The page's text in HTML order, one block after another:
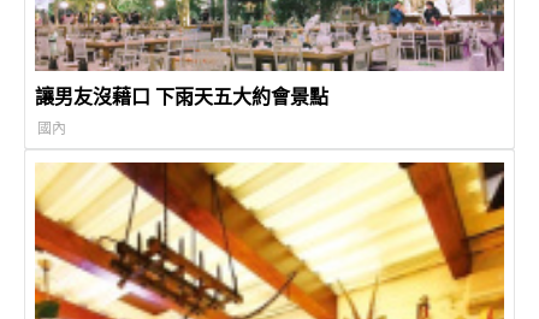
讓男友沒藉口 下雨天五大約會景點
國內